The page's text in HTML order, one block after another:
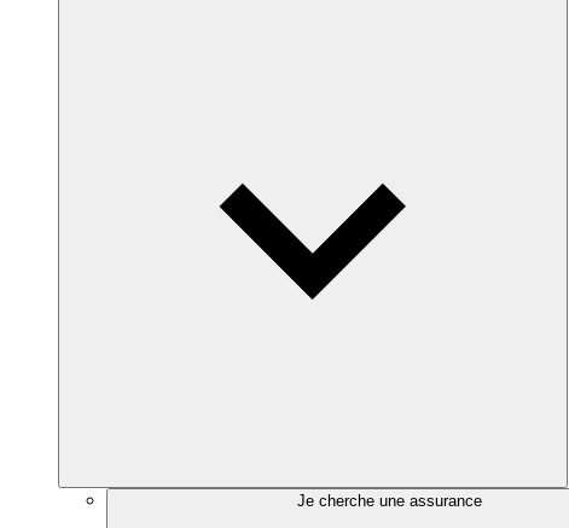
Je cherche une assurance